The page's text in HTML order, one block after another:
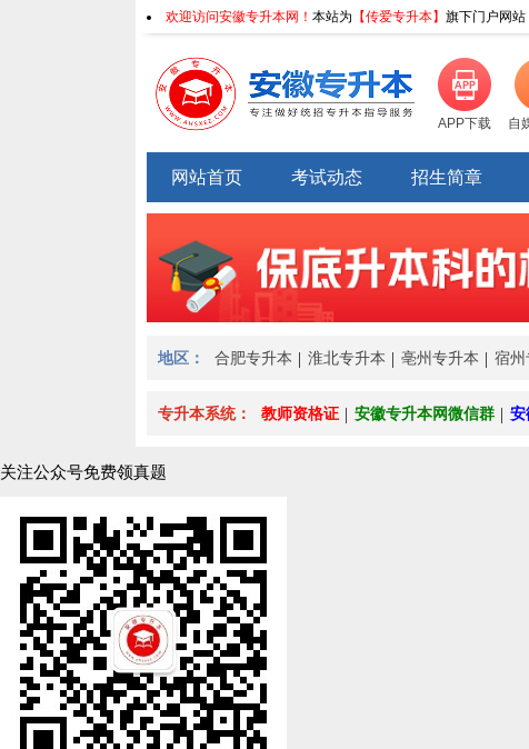
欢迎访问安徽专升本网！ 本站为 【传爱专升本】 旗下门户网站
APP下载 自
网站首页 考试动态 招生简章
地区： 合肥专升本 淮北专升本 亳州专升本 宿州
专升本系统： 教师资格证 安徽专升本网微信群 安
关注公众号免费领真题